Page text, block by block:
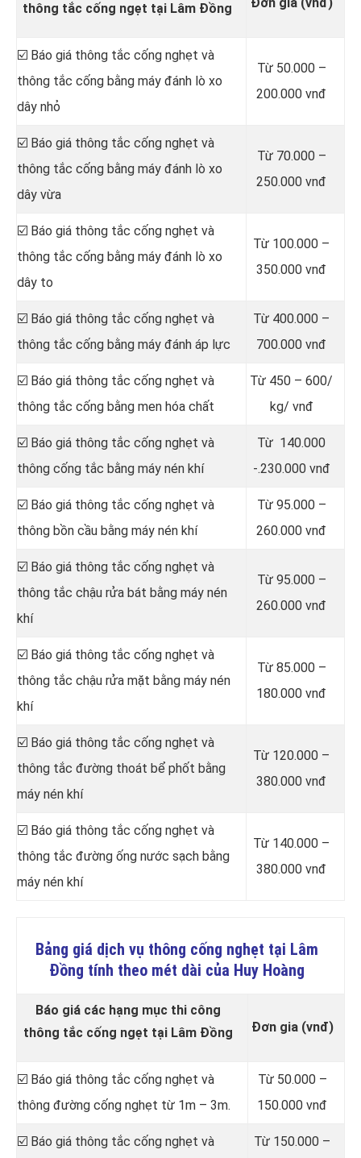
thông tắc cống ngẹt tại Lâm Đồng
☑️ Báo giá thông tắc cống nghẹt và
thông tắc cống bằng máy đánh lò xo
dây nhỏ
Từ 50.000 –
200.000 vnđ
☑️ Báo giá thông tắc cống nghẹt và
thông tắc cống bằng máy đánh lò xo
dây vừa
Từ 70.000 –
250.000 vnđ
☑️ Báo giá thông tắc cống nghẹt và
thông tắc cống bằng máy đánh lò xo
dây to
Từ 100.000 –
350.000 vnđ
☑️ Báo giá thông tắc cống nghẹt và
thông tắc cống bằng máy đánh áp lực
Từ 400.000 –
700.000 vnđ
☑️ Báo giá thông tắc cống nghẹt và
thông tắc cống bằng men hóa chất
Từ 450 – 600/
kg/ vnđ
☑️ Báo giá thông tắc cống nghẹt và
thông cống tắc bằng máy nén khí
Từ 140.000
-.230.000 vnđ
☑️ Báo giá thông tắc cống nghẹt và
thông bồn cầu bằng máy nén khí
Từ 95.000 –
260.000 vnđ
☑️ Báo giá thông tắc cống nghẹt và
thông tắc chậu rửa bát bằng máy nén
khí
Từ 95.000 –
260.000 vnđ
☑️ Báo giá thông tắc cống nghẹt và
thông tắc chậu rửa mặt bằng máy nén
khí
Từ 85.000 –
180.000 vnđ
☑️ Báo giá thông tắc cống nghẹt và
thông tắc đường thoát bể phốt bằng
máy nén khí
Từ 120.000 –
380.000 vnđ
☑️ Báo giá thông tắc cống nghẹt và
thông tắc đường ống nước sạch bằng
máy nén khí
Từ 140.000 –
380.000 vnđ
Bảng giá dịch vụ thông cống nghẹt tại Lâm
Đồng tính theo mét dài của Huy Hoàng
Báo giá các hạng mục thi công
thông tắc cống ngẹt tại Lâm Đồng
Đơn gia (vnđ)
☑️ Báo giá thông tắc cống nghẹt và
thông đường cống nghẹt từ 1m – 3m.
Từ 50.000 –
150.000 vnđ
☑️ Báo giá thông tắc cống nghẹt và Từ 150.000 –